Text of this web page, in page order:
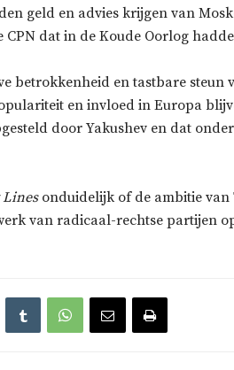
geld en advies krijgen van
CPN dat in de Koude Oorlog
betrokkenheid en tastbare steun
en invloed in Europa
door Yakushev en dat
Linesonduidelijk of de ambitie van
van radicaal-rechtse partijen